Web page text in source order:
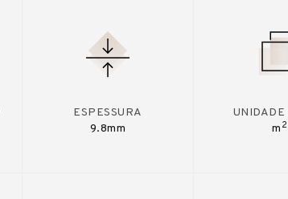
ESPESSURA
9.8mm
UNIDADE
m 2